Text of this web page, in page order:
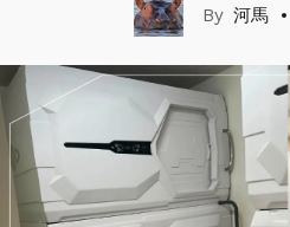
河馬